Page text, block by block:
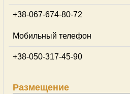
+38-067-674-80-72
Мобильный телефон
+38-050-317-45-90
Размещение